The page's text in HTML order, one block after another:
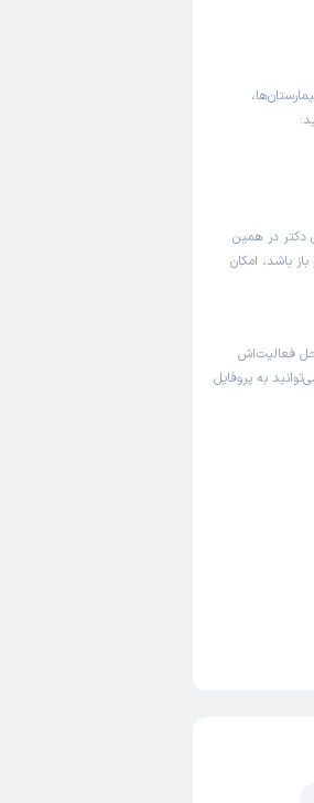
دکتر در همین
باشد، امکان
فعالیت‌اش
به پروفایل